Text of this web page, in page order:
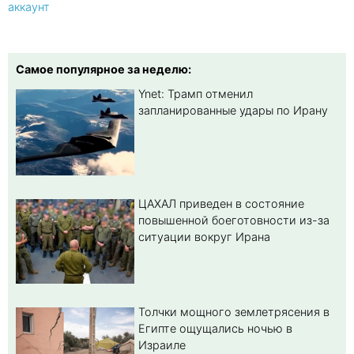
аккаунт
Самое популярное за неделю:
Ynet: Трамп отменил
запланированные удары по Ирану
ЦАХАЛ приведен в состояние
повышенной боеготовности из-за
ситуации вокруг Ирана
Толчки мощного землетрясения в
Египте ощущались ночью в
Израиле